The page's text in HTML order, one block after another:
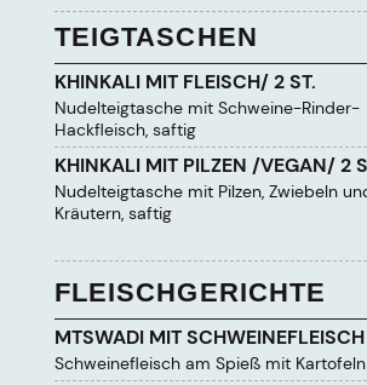
TEIGTASCHEN
KHINKALI MIT FLEISCH/ 2 ST.
Nudelteigtasche mit Schweine-Rinder-
Hackfleisch, saftig
KHINKALI MIT PILZEN /VEGAN/ 2
Nudelteigtasche mit Pilzen, Zwiebeln
Kräutern, saftig
FLEISCHGERICHTE
MTSWADI MIT SCHWEINEFLEISCH
Schweinefleisch am Spieß mit Kartofeln